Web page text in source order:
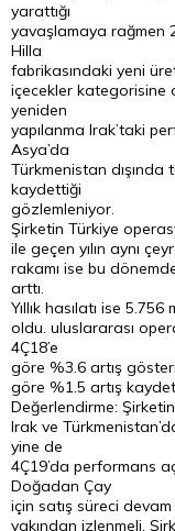
yarattığı
yavaşlamaya rağmen
Hilla
fabrikasındaki yeni
içecekler kategorisine
yeniden
yapılanma Irak’taki
Asya’da
Türkmenistan
kaydettiği
gözlemleniyor.
Şirketin Türkiye
ile geçen yılın aynı
rakamı ise bu
arttı.
Yıllık hasılatı ise
oldu. uluslararası
4Ç18’e
göre %3.6 artış
göre %1.5 artış
Değerlendirme:
Irak ve
yine de
4Ç19’da performans
Doğadan Çay
için satış süreci
yakından izlenmeli.